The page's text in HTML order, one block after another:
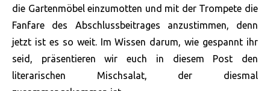
die Gartenmöbel einzumotten und mit der Trompete die
Fanfare des Abschlussbeitrages anzustimmen, denn
jetzt ist es so weit. Im Wissen darum, wie gespannt ihr
seid, präsentieren wir euch in diesem Post den
literarischen Mischsalat, der diesmal